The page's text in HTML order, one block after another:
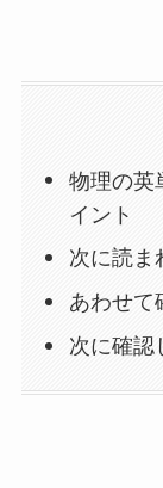
物理の英
イント
次に読ま
あわせて
次に確認